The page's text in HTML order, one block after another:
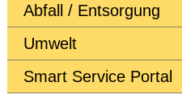
Abfall / Entsorgung
Umwelt
Smart Service Portal